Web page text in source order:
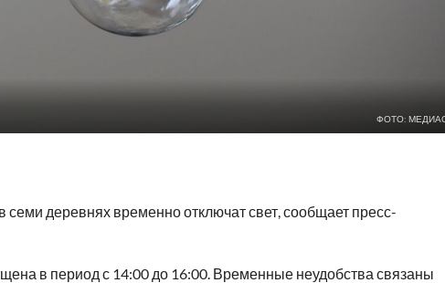
ФОТО:
семи деревнях временно отключат свет, сообщает пресс-
в период с 14:00 до 16:00. Временные неудобства связаны